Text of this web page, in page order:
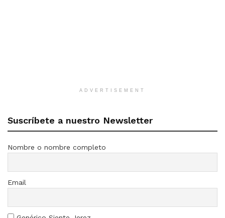
ADVERTISEMENT
Suscríbete a nuestro Newsletter
Nombre o nombre completo
Email